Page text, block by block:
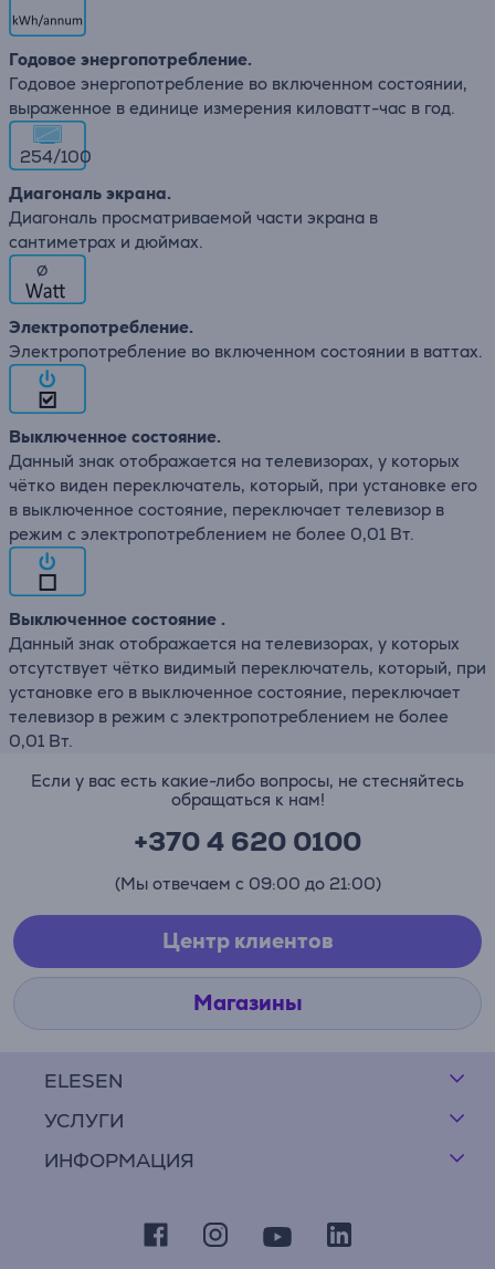
Годовое энергопотребление.
Годовое энергопотребление во включенном состоянии,
выраженное в единице измерения киловатт-час в год.
254/100
Диагональ экрана.
Диагональ просматриваемой части экрана в
сантиметрах и дюймах.
∅
Электропотребление.
Электропотребление во включенном состоянии в ваттах.
Выключенное состояние.
Данный знак отображается на телевизорах, у которых
чётко виден переключатель, который, при установке его
в выключенное состояние, переключает телевизор в
режим с электропотреблением не более 0,01 Вт.
Выключенное состояние .
Данный знак отображается на телевизорах, у которых
отсутствует чётко видимый переключатель, который, при
установке его в выключенное состояние, переключает
телевизор в режим с электропотреблением не более
0,01 Вт.
ELESEN
УСЛУГИ
ИНФОРМАЦИЯ
Если у вас есть какие-либо вопросы, не стесняйтесь
обращаться к нам!
+370 4 620 0100
(Мы отвечаем с 09:00 до 21:00)
Центр клиентов
Магазины